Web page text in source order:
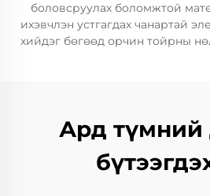
боловсруулах боломжтой
ихэвчлэн устгагдах чанартай
хийдэг бөгөөд орчин тойрны
Ард түмний